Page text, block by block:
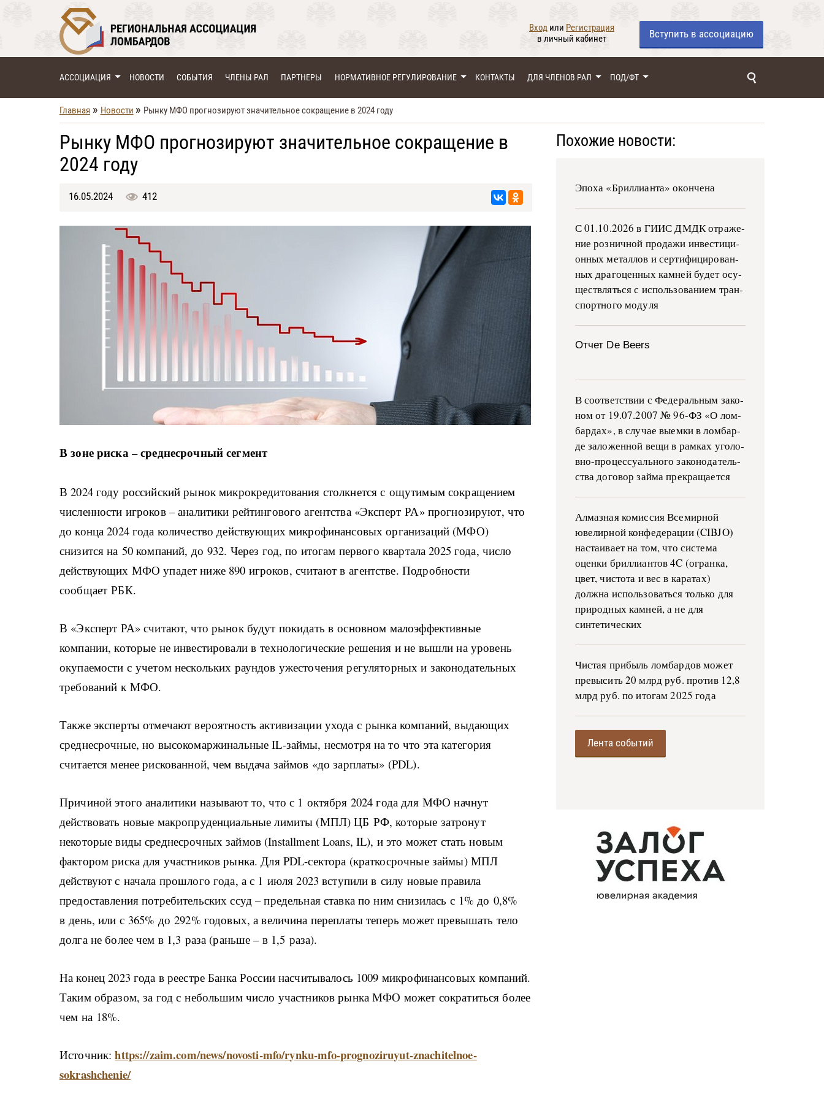
Вход или Регистрация
в личный кабинет
Вступить в ассоциацию
АССОЦИАЦИЯ НОВОСТИ СОБЫТИЯ ЧЛЕНЫ РАЛ ПАРТНЕРЫ НОРМАТИВНОЕ РЕГУЛИРОВАНИЕ КОНТАКТЫ ДЛЯ ЧЛЕНОВ РАЛ ПОД/ФТ
Главная » Новости » Рынку МФО прогнозируют значительное сокращение в 2024 году
Рынку МФО прогнозируют значительное сокращение в
2024 году
16.05.2024 412
В зоне риска – среднесрочный сегмент
В 2024 году российский рынок микрокредитования столкнется с ощутимым сокращением
численности игроков – аналитики рейтингового агентства «Эксперт РА» прогнозируют, что
до конца 2024 года количество действующих микрофинансовых организаций (МФО)
снизится на 50 компаний, до 932. Через год, по итогам первого квартала 2025 года, число
действующих МФО упадет ниже 890 игроков, считают в агентстве. Подробности
сообщает РБК.
В «Эксперт РА» считают, что рынок будут покидать в основном малоэффективные
компании, которые не инвестировали в технологические решения и не вышли на уровень
окупаемости с учетом нескольких раундов ужесточения регуляторных и законодательных
требований к МФО.
Также эксперты отмечают вероятность активизации ухода с рынка компаний, выдающих
среднесрочные, но высокомаржинальные IL-займы, несмотря на то что эта категория
считается менее рискованной, чем выдача займов «до зарплаты» (PDL).
Причиной этого аналитики называют то, что с 1 октября 2024 года для МФО начнут
действовать новые макропруденциальные лимиты (МПЛ) ЦБ РФ, которые затронут
некоторые виды среднесрочных займов (Installment Loans, IL), и это может стать новым
фактором риска для участников рынка. Для PDL-сектора (краткосрочные займы) МПЛ
действуют с начала прошлого года, а с 1 июля 2023 вступили в силу новые правила
предоставления потребительских ссуд – предельная ставка по ним снизилась с 1% до 0,8%
в день, или с 365% до 292% годовых, а величина переплаты теперь может превышать тело
долга не более чем в 1,3 раза (раньше – в 1,5 раза).
На конец 2023 года в реестре Банка России насчитывалось 1009 микрофинансовых компаний.
Таким образом, за год с небольшим число участников рынка МФО может сократиться более
чем на 18%.
Источник:https://zaim.com/news/novosti-mfo/rynku-mfo-prognoziruyut-znachitelnoe-
sokrashchenie/
Похожие новости:
Эпоха «Бриллианта» окончена
С 01.10.2026 в ГИИС ДМДК от­ра­же­
ние роз­ни­ч­ной про­да­жи ин­ве­сти­ци­
он­ных ме­тал­лов и сер­ти­фи­ци­ро­ван­
ных дра­го­цен­ных ка­м­ней бу­дет осу­
ще­ств­лять­ся с ис­поль­зо­ва­ни­ем тран­
с­пор­т­но­го мо­ду­ля
Отчет De Beers
В со­о­т­вет­ствии с Фе­де­раль­ным за­ко­
ном от 19.07.2007 № 96-ФЗ «О ло­м­
бар­дах», в слу­чае вы­е­м­ки в ло­м­бар­
де за­ло­жен­ной ве­щи в ра­м­ках уго­ло­
в­но-­про­цес­су­аль­но­го за­ко­но­да­тель­
ства до­го­вор зай­ма пре­кра­ща­ет­ся
Алмазная комиссия Всемирной
ювелирной конфедерации (CIBJO)
настаивает на том, что система
оценки бриллиантов 4C (огранка,
цвет, чистота и вес в каратах)
должна использоваться только для
природных камней, а не для
синтетических
Чистая прибыль ломбардов может
превысить 20 млрд руб. против 12,8
млрд руб. по итогам 2025 года
Лента событий